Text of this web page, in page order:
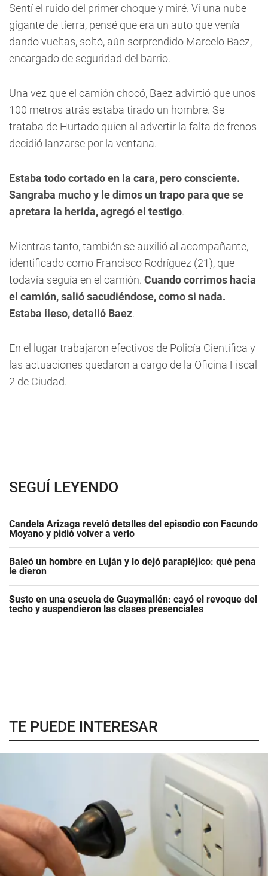
Sentí el ruido del primer choque y miré. Vi una nube
gigante de tierra, pensé que era un auto que venía
dando vueltas, soltó, aún sorprendido Marcelo Baez,
encargado de seguridad del barrio.
Una vez que el camión chocó, Baez advirtió que unos
100 metros atrás estaba tirado un hombre. Se
trataba de Hurtado quien al advertir la falta de frenos
decidió lanzarse por la ventana.
Estaba todo cortado en la cara, pero consciente.
Sangraba mucho y le dimos un trapo para que se
apretara la herida, agregó el testigo.
Mientras tanto, también se auxilió al acompañante,
identificado como Francisco Rodríguez (21), que
todavía seguía en el camión. Cuando corrimos hacia
el camión, salió sacudiéndose, como si nada.
Estaba ileso, detalló Baez.
En el lugar trabajaron efectivos de Policía Científica y
las actuaciones quedaron a cargo de la Oficina Fiscal
2 de Ciudad.
SEGUÍ LEYENDO
Candela Arizaga reveló detalles del episodio con Facundo
Moyano y pidió volver a verlo
Baleó un hombre en Luján y lo dejó parapléjico: qué pena
le dieron
Susto en una escuela de Guaymallén: cayó el revoque del
techo y suspendieron las clases presenciales
TE PUEDE INTERESAR